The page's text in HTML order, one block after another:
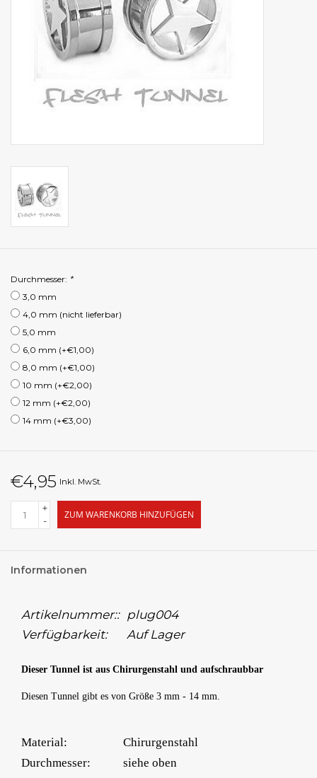
Durchmesser: *
3,0 mm
4,0 mm (nicht lieferbar)
5,0 mm
6,0 mm (+€1,00)
8,0 mm (+€1,00)
10 mm (+€2,00)
12 mm (+€2,00)
14 mm (+€3,00)
€4,95 Inkl. MwSt.
+
-
ZUM WARENKORB HINZUFÜGEN
Informationen
Artikelnummer:: plug004
Verfügbarkeit:
Auf Lager
Dieser Tunnel ist aus Chirurgenstahl und aufschraubbar
Diesen Tunnel gibt es von Größe 3 mm - 14 mm.
Material:
Chirurgenstahl
Durchmesser:
siehe oben